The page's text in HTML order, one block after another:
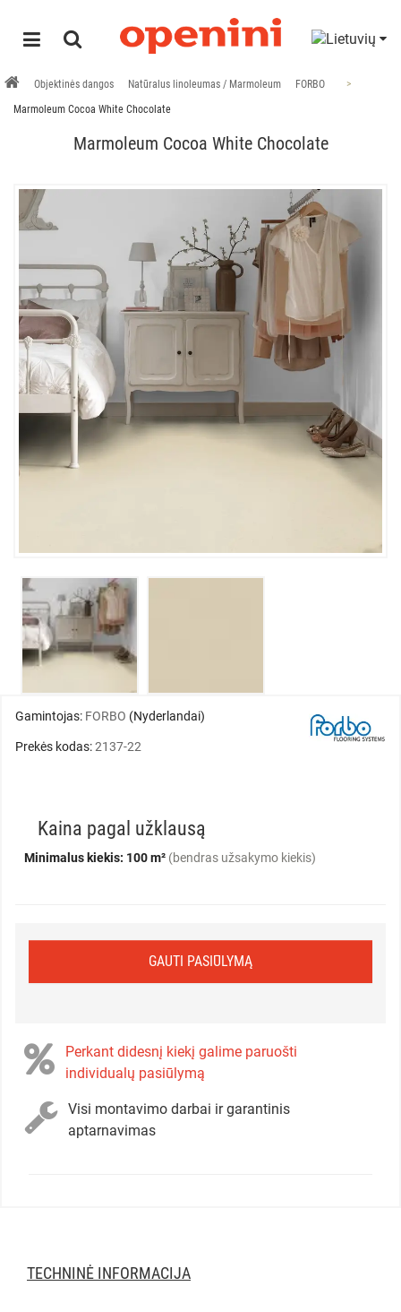
Objektinės dangos Natūralus linoleumas / Marmoleum
FORBO
Marmoleum Cocoa White Chocolate
Marmoleum Cocoa White Chocolate
Gamintojas: FORBO (Nyderlandai)
Prekės kodas:2137-22
Kaina pagal užklausą
Minimalus kiekis: 100 m² (bendras užsakymo kiekis)
GAUTI PASIŪLYMĄ
Perkant didesnį kiekį galime paruošti
individualų pasiūlymą
Visi montavimo darbai ir garantinis
aptarnavimas
TECHNINĖ INFORMACIJA